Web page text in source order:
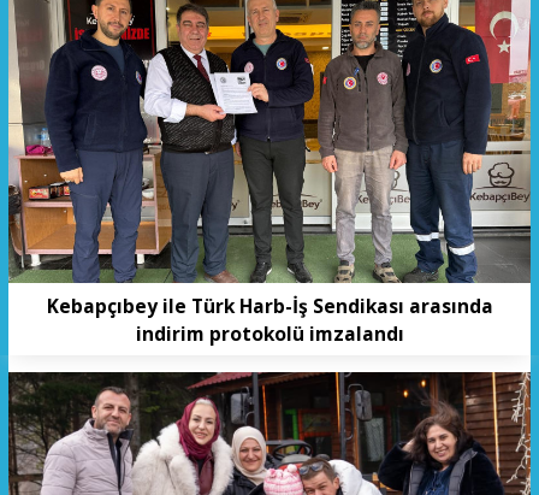
Kebapçıbey ile Türk Harb-İş Sendikası arasında
indirim protokolü imzalandı